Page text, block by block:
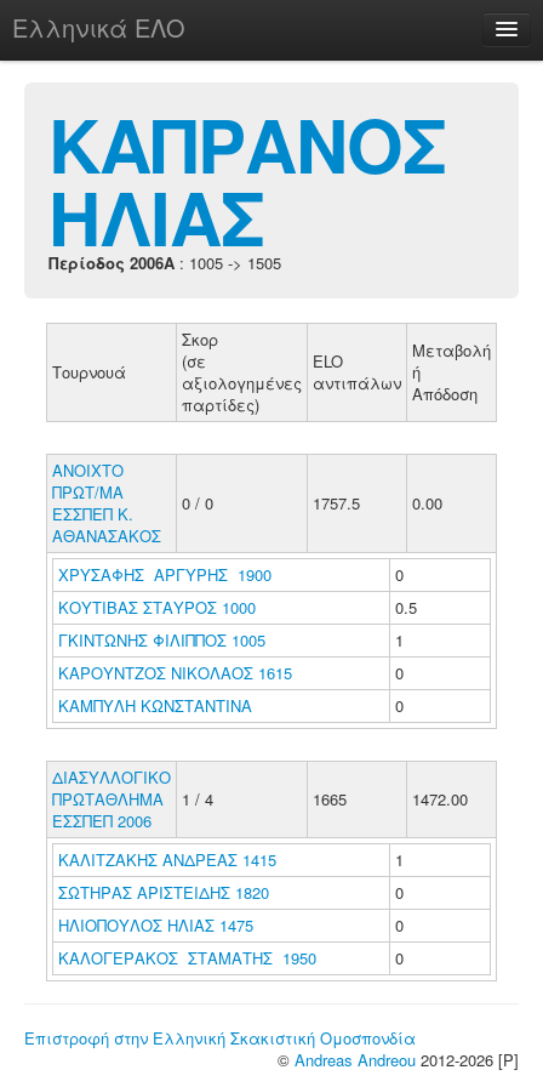
Ελληνικά ΕΛΟ
chesstu.be @ discord
Login
ΚΑΠΡΑΝΟΣ
ΗΛΙΑΣ
Περίοδος 2006A : 1005 -> 1505
Τουρνουά
Σκορ
(σε
αξιολογημένες
παρτίδες)
ELO
αντιπάλων
Μεταβολή
ή
Απόδοση
ΑΝΟΙΧΤΟ
ΠΡΩΤ/ΜΑ
ΕΣΣΠΕΠ Κ.
ΑΘΑΝΑΣΑΚΟΣ
0 / 0 1757.5 0.00
ΧΡΥΣΑΦΗΣ ΑΡΓΥΡΗΣ 1900
0
ΚΟΥΤΙΒΑΣ ΣΤΑΥΡΟΣ 1000
0.5
ΓΚΙΝΤΩΝΗΣ ΦΙΛΙΠΠΟΣ 1005
1
ΚΑΡΟΥΝΤΖΟΣ ΝΙΚΟΛΑΟΣ 1615
0
ΚΑΜΠΥΛΗ ΚΩΝΣΤΑΝΤΙΝΑ
0
ΔΙΑΣΥΛΛΟΓΙΚΟ
ΠΡΩΤΑΘΛΗΜΑ
ΕΣΣΠΕΠ 2006
1 / 4 1665 1472.00
ΚΑΛΙΤΖΑΚΗΣ ΑΝΔΡΕΑΣ 1415
1
ΣΩΤΗΡΑΣ ΑΡΙΣΤΕΙΔΗΣ 1820
0
ΗΛΙΟΠΟΥΛΟΣ ΗΛΙΑΣ 1475
0
ΚΑΛΟΓΕΡΑΚΟΣ ΣΤΑΜΑΤΗΣ 1950
0
Επιστροφή στην Ελληνική Σκακιστική Ομοσπονδία
© Andreas Andreou 2012-2026 [P]